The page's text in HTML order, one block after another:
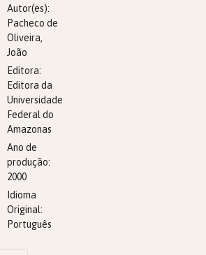
Autor(es):
Pacheco de
Oliveira,
João
Editora:
Editora da
Universidade
Federal do
Amazonas
Ano de
produção:
2000
Idioma
Original:
Português